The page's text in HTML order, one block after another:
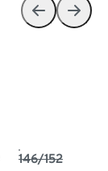
146/152